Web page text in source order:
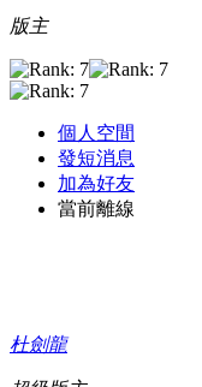
版主
個人空間
發短消息
加為好友
當前離線
杜劍龍